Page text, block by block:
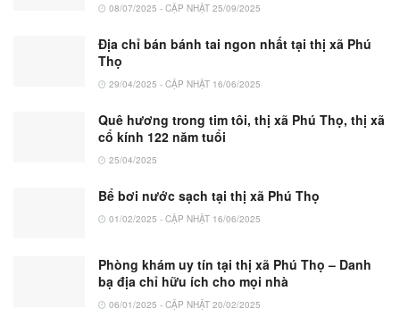
08/07/2025 - CẬP NHẬT 25/09/2025
Địa chỉ bán bánh tai ngon nhất tại thị xã Phú
Thọ
29/04/2025 - CẬP NHẬT 16/06/2025
Quê hương trong tim tôi, thị xã Phú Thọ, thị xã
cổ kính 122 năm tuổi
25/04/2025
Bể bơi nước sạch tại thị xã Phú Thọ
01/02/2025 - CẬP NHẬT 16/06/2025
Phòng khám uy tín tại thị xã Phú Thọ – Danh
bạ địa chỉ hữu ích cho mọi nhà
06/01/2025 - CẬP NHẬT 20/02/2025